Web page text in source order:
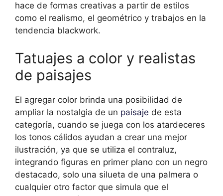
hace de formas creativas a partir de estilos
como el realismo, el geométrico y trabajos en la
tendencia blackwork.
Tatuajes a color y realistas
de paisajes
El agregar color brinda una posibilidad de
ampliar la nostalgia de un paisaje de esta
categoría, cuando se juega con los atardeceres
los tonos cálidos ayudan a crear una mejor
ilustración, ya que se utiliza el contraluz,
integrando figuras en primer plano con un negro
destacado, solo una silueta de una palmera o
cualquier otro factor que simula que el